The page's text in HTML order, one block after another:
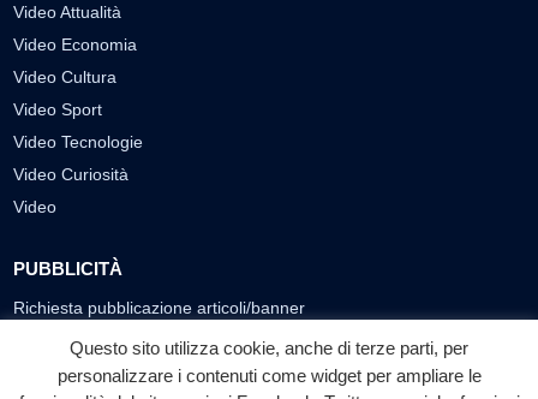
Video Attualità
Video Economia
Video Cultura
Video Sport
Video Tecnologie
Video Curiosità
Video
PUBBLICITÀ
Richiesta pubblicazione articoli/banner
SEGUICI SUI SOCIAL
Questo sito utilizza cookie, anche di terze parti, per
personalizzare i contenuti come widget per ampliare le